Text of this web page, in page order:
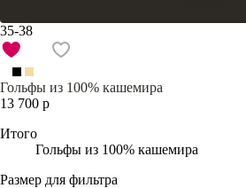
35-38
Гольфы из 100% кашемира
13 700 р
Итого
Гольфы из 100% кашемира
Размер для фильтра